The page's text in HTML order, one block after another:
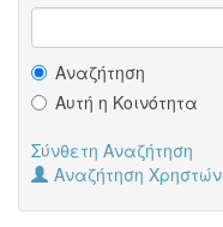
Αναζήτηση
Αυτή η Κοινότητα
Σύνθετη Αναζήτηση
Αναζήτηση Χρηστών